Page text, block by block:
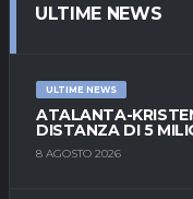
ULTIME NEWS
ULTIME NEWS
ATALANTA-
DISTANZA DI 5
8 AGOSTO 2026